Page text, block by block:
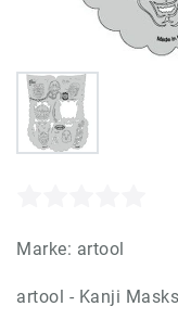
Marke: artool
artool - Kanji